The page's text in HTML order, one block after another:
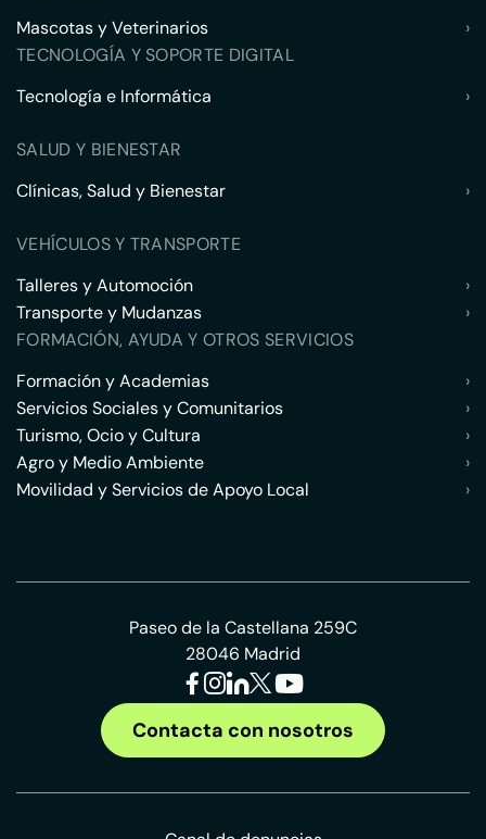
Mascotas y Veterinarios
›
TECNOLOGÍA Y SOPORTE DIGITAL
Tecnología e Informática
›
SALUD Y BIENESTAR
Clínicas, Salud y Bienestar
›
VEHÍCULOS Y TRANSPORTE
Talleres y Automoción
›
Transporte y Mudanzas
›
FORMACIÓN, AYUDA Y OTROS SERVICIOS
Formación y Academias
›
Servicios Sociales y Comunitarios
›
Turismo, Ocio y Cultura
›
Agro y Medio Ambiente
›
Movilidad y Servicios de Apoyo Local
›
Paseo de la Castellana 259C
28046 Madrid
Contacta con nosotros